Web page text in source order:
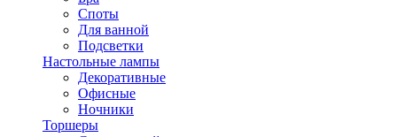
Споты
Для ванной
Подсветки
Настольные лампы
Декоративные
Офисные
Ночники
Торшеры